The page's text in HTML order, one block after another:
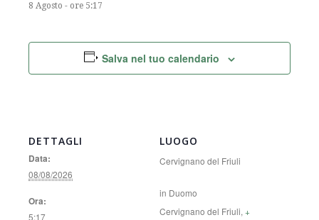
8 Agosto - ore 5:17
Salva nel tuo calendario
DETTAGLI
Data:
08/08/2026
Ora:
5:17
LUOGO
Cervignano del Friuli
in Duomo
Cervignano del Friuli, +